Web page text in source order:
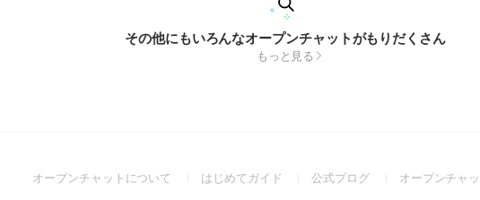
その他にもいろんなオープンチャットがもりだくさん
もっと見る
オープンチャットについて
(Openはじめてガイド
(Open公式ブログ
(Openオープンチャ